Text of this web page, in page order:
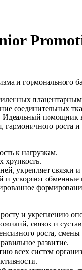
и гормонального
соединительных
Идеальный
гармоничного роста
к нагрузкам.
хрупкость.
укрепляет связки и
и ускоряют обменные
и укреплению
связок и
роста,
развитие.
всех систем